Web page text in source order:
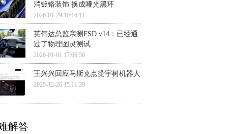
消镀铬装饰 换成哑光黑环
2026-01-29 10:16:11
英伟达总监亲测FSD v14：已经通
过了物理图灵测试
2026-01-01 17:06:50
王兴兴回应马斯克点赞宇树机器人
2025-12-26 15:11:39
解答